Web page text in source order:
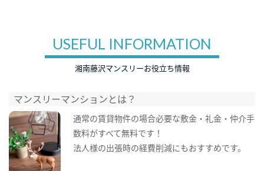
USEFUL INFORMATION
湘南藤沢マンスリーお役立ち情報
マンスリーマンションとは？
通常の賃貸物件の場合必要な敷金・礼金・仲介手
数料がすべて無料です！
法人様の出張時の経費削減にもおすすめです。